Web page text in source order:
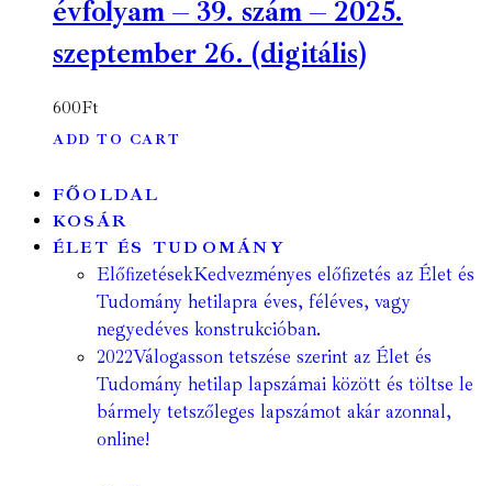
évfolyam – 39. szám – 2025.
szeptember 26. (digitális)
600Ft
ADD TO CART
FŐOLDAL
KOSÁR
ÉLET ÉS TUDOMÁNY
ElőfizetésekKedvezményes előfizetés az Élet és
Tudomány hetilapra éves, féléves, vagy
negyedéves konstrukcióban.
2022Válogasson tetszése szerint az Élet és
Tudomány hetilap lapszámai között és töltse le
bármely tetszőleges lapszámot akár azonnal,
online!